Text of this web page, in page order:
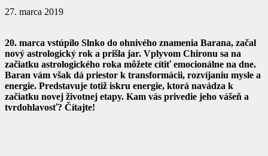
27. marca 2019
20. marca vstúpilo Slnko do ohnivého znamenia Barana, začal
nový astrologický rok a prišla jar. Vplyvom Chironu sa na
začiatku astrologického roka môžete cítiť emocionálne na dne.
Baran vám však dá priestor k transformácii, rozvíjaniu mysle a
energie. Predstavuje totiž iskru energie, ktorá navádza k
začiatku novej životnej etapy. Kam vás privedie jeho vášeň a
tvrdohlavosť? Čítajte!